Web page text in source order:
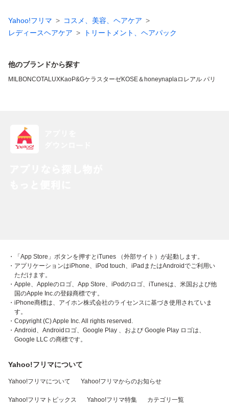
Yahoo!フリマ
コスメ、美容、ヘアケア
レディースヘアケア
トリートメント、ヘアパック
他のブランドから探す
MILBONCOTALUXKaoP&GケラスターゼKOSE＆honeynaplaロレアル パリ
・「App Store」ボタンを押すとiTunes （外部サイト）が起動します。
・アプリケーションはiPhone、iPod touch、iPadまたはAndroidでご利用い
ただけます。
・Apple、Appleのロゴ、App Store、iPodのロゴ、iTunesは、米国および他
国のApple Inc.の登録商標です。
・iPhone商標は、アイホン株式会社のライセンスに基づき使用されていま
す。
・Copyright (C) Apple Inc. All rights reserved.
・Android、Androidロゴ、Google Play 、および Google Play ロゴは、
Google LLC の商標です。
Yahoo!フリマについて
Yahoo!フリマについて Yahoo!フリマからのお知らせ
Yahoo!フリマトピックス Yahoo!フリマ特集 カテゴリ一覧